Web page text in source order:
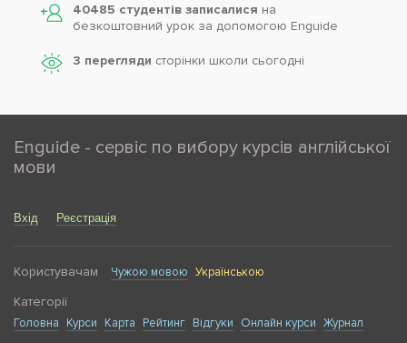
40485 студентів записалися на
безкоштовний урок за допомогою Enguide
3 перегляди сторінки школи cьогодні
Enguide - сервіс по вибору курсів англійської
мови
Вхід Реєстрація
Користувачам Чужою мовою Українською
Категорії
Головна Курси Карта Рейтинг Відгуки Онлайн курси Журнал